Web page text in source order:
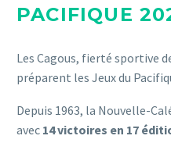
PACIFIQUE
Les Cagous, fierté sportive
préparent les Jeux du
Depuis 1963, la Nouvelle-
avec 14 victoires en 17